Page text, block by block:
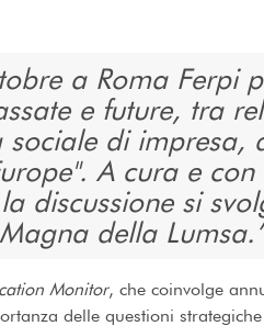
a Roma Ferpi
e future, tra
di impresa,
A cura e
discussione si
della Lumsa.
Monitor, che coinvolge
delle questioni